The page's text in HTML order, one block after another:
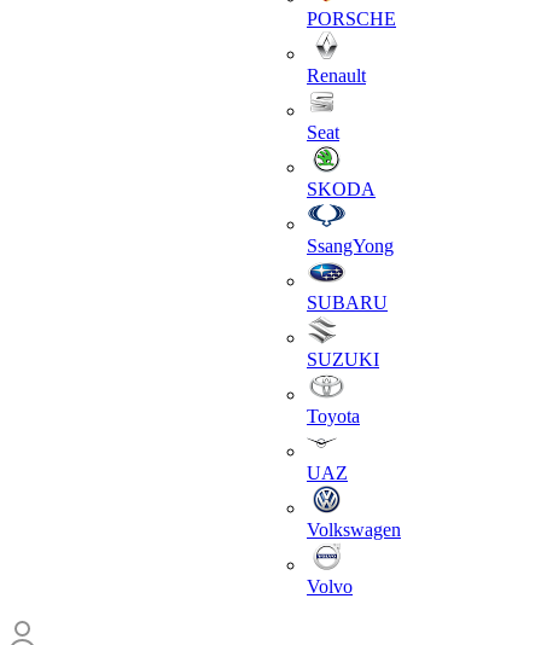
PORSCHE
Renault
Seat
SKODA
SsangYong
SUBARU
SUZUKI
Toyota
UAZ
Volkswagen
Volvo